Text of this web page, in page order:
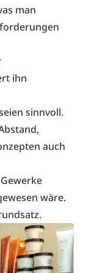
man
ihn
sinnvoll.
auch
wäre.